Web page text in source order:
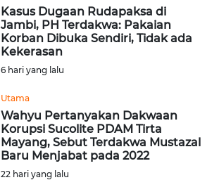
Kasus Dugaan Rudapaksa di
Jambi, PH Terdakwa: Pakaian
Korban Dibuka Sendiri, Tidak ada
Kekerasan
6 hari yang lalu
Utama
Wahyu Pertanyakan Dakwaan
Korupsi Sucolite PDAM Tirta
Mayang, Sebut Terdakwa Mustazal
Baru Menjabat pada 2022
22 hari yang lalu